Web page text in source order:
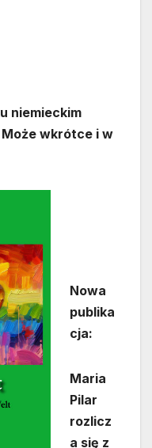
Może wkrótce i w
Nowa
publika
cja:
Maria
Pilar
rozlicz
a się z